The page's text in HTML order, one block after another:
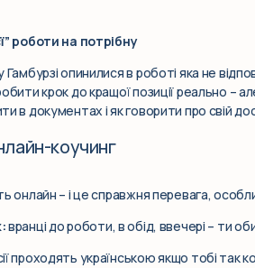
роботи на потрібну
Гамбурзі опинилися в роботі яка не
крок до кращої позиції реально –
в документах і як говорити про свій
коучинг
онлайн – і це справжня перевага,
вранці до роботи, в обід, ввечері – ти
проходять українською якщо тобі так